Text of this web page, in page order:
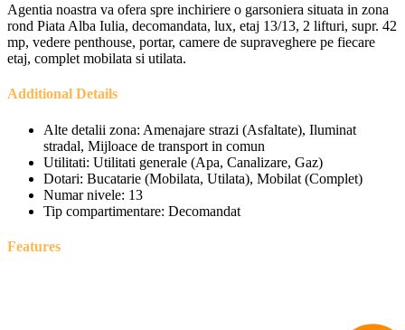
Agentia noastra va ofera spre inchiriere o garsoniera situata in zona
rond Piata Alba Iulia, decomandata, lux, etaj 13/13, 2 lifturi, supr. 42
mp, vedere penthouse, portar, camere de supraveghere pe fiecare
etaj, complet mobilata si utilata.
Additional Details
Alte detalii zona: Amenajare strazi (Asfaltate), Iluminat
stradal, Mijloace de transport in comun
Utilitati: Utilitati generale (Apa, Canalizare, Gaz)
Dotari: Bucatarie (Mobilata, Utilata), Mobilat (Complet)
Numar nivele: 13
Tip compartimentare: Decomandat
Features